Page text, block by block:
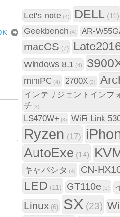
Let's note (4) DELL (11)
Geekbench (4) AR-
macOS (7)
Windows 8.1 (4)
miniPC (4) 2700X (3)
インテリジェントインフ
チ (3)
LS470W+ (3) WiFi Link
Ryzen (17)
AutoExe (14)
キャパシタ (4) CN-
LED (11) GT110e (5)
Linux (6) SX (23)